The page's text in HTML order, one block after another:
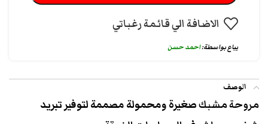
الاضافة الي قائمة رغباتي
يباع بواسطة:احمد حسن
الوصف
مروحة مشبكصغيرة ومحمولة مصممة لتوفير تبريد